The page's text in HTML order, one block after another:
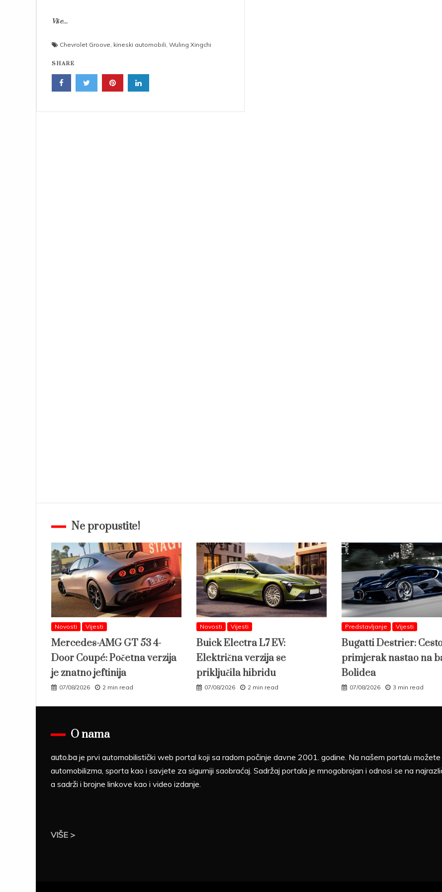
Više...
Chevrolet Groove kineski automobili Wuling Xingchi
SHARE
Ne propustite!
Novosti Vijesti
Mercedes-AMG GT 53 4-
Door Coupé: Početna verzija
je znatno jeftinija
07/08/2026 2 min read
Novosti Vijesti
Buick Electra L7 EV:
Električna verzija se
priključila hibridu
07/08/2026 2 min read
Predstavljanje Vijesti
Bugatti Destrier:
primjerak nastao na
Bolidea
07/08/2026 3 min read
O nama
auto.ba je prvi automobilistički web portal koji sa radom počinje davne 2001. godine. Na našem portalu
automobilizma, sporta kao i savjete za sigurniji saobraćaj. Sadržaj portala je mnogobrojan i odnosi se na
a sadrži i brojne linkove kao i video izdanje.
VIŠE >